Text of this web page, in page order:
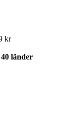
kr
länder